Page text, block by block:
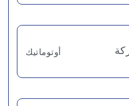
أوتوماتيك